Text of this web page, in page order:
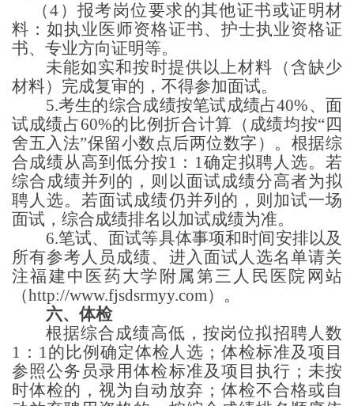
（4）报考岗位要求的其他证书或证明材
料：如执业医师资格证书、护士执业资格证
书、专业方向证明等。
未能如实和按时提供以上材料（含缺少
材料）完成复审的，不得参加面试。
5.考生的综合成绩按笔试成绩占40%、面
试成绩占60%的比例折合计算（成绩均按“四
舍五入法”保留小数点后两位数字）。根据综
合成绩从高到低分按1：1确定拟聘人选。若
综合成绩并列的，则以面试成绩分高者为拟
聘人选。若面试成绩仍并列的，则加试一场
面试，综合成绩排名以加试成绩为准。
6.笔试、面试等具体事项和时间安排以及
所有参考人员成绩、进入面试人选名单请关
注福建中医药大学附属第三人民医院网站
（http://www.fjsdsrmyy.com）。
六、 体检
根据综合成绩高低，按岗位拟招聘人数
1：1的比例确定体检人选；体检标准及项目
参照公务员录用体检标准及项目执行；未按
时体检的，视为自动放弃；体检不合格或自